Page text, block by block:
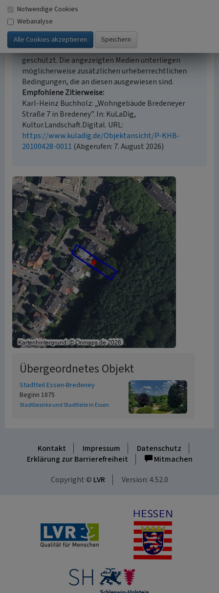
Empfohlene Zitierweise
Urheberrechtlicher Hinweis
Der hier präsentierte Inhalt ist urheberrechtlich
geschützt. Die angezeigten Medien unterliegen
möglicherweise zusätzlichen urheberrechtlichen
Bedingungen, die an diesen ausgewiesen sind.
Empfohlene Zitierweise
Karl-Heinz Buchholz: „Wohngebäude Bredeneyer
Straße 7 in Bredeney”. In: KuLaDig,
Kultur.Landschaft.Digital. URL:
https://www.kuladig.de/Objektansicht/P-KHB-
20100428-0011 (Abgerufen: 7. August 2026)
Übergeordnetes Objekt
Stadtteil Essen-Bredeney
Beginn 1875
Stadtbezirke und Stadtteile in Essen
Kontakt Impressum
Datenschutz
Erklärung zur Barrierefreiheit
Mitmachen
Copyright © LVR Version: 4.52.0
Notwendige Cookies
Webanalyse